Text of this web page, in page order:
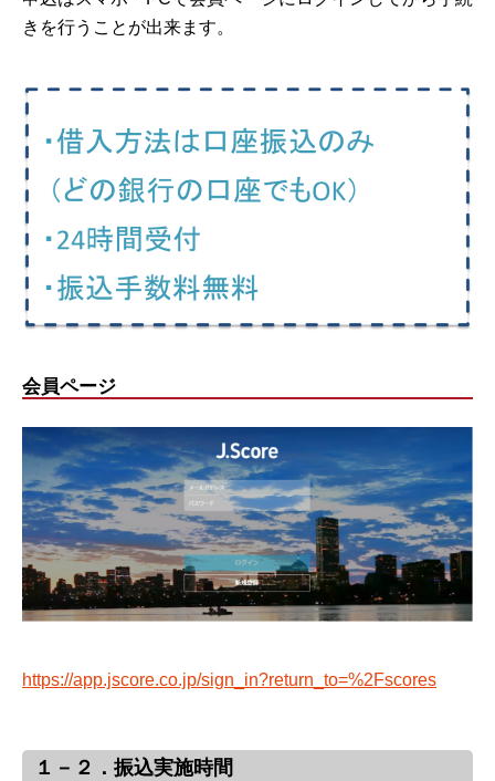
きを行うことが出来ます。
会員ページ
https://app.jscore.co.jp/sign_in?return_to=%2Fscores
１－２．振込実施時間